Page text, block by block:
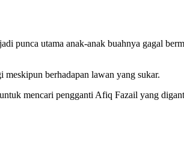
punca utama anak-anak buahnya gagal
berhadapan lawan yang sukar.
mencari pengganti Afiq Fazail yang